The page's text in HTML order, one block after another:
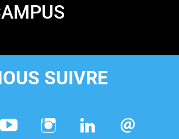
SUIVRE